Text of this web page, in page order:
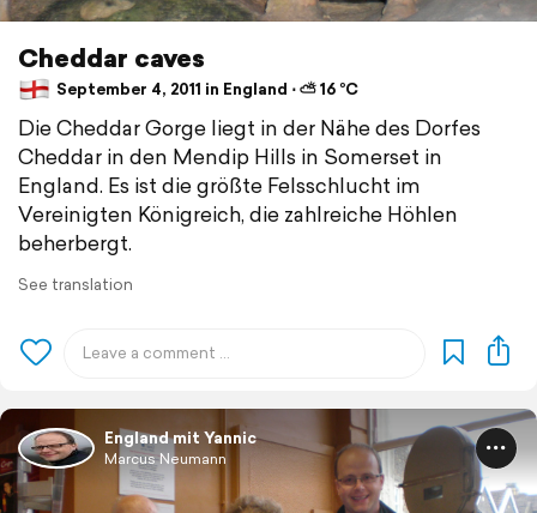
Cheddar caves
September 4, 2011 in England ⋅ ⛅ 16 °C
Die Cheddar Gorge liegt in der Nähe des Dorfes
Cheddar in den Mendip Hills in Somerset in
England. Es ist die größte Felsschlucht im
Vereinigten Königreich, die zahlreiche Höhlen
beherbergt.
See translation
England mit Yannic
Marcus Neumann